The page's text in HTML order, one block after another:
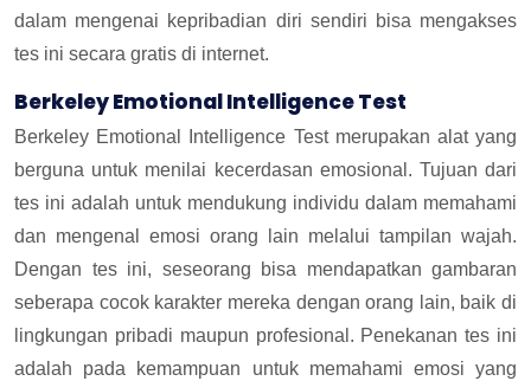
dalam mengenai kepribadian diri sendiri bisa mengakses
tes ini secara gratis di internet.
Berkeley Emotional Intelligence Test
Berkeley Emotional Intelligence Test merupakan alat yang
berguna untuk menilai kecerdasan emosional. Tujuan dari
tes ini adalah untuk mendukung individu dalam memahami
dan mengenal emosi orang lain melalui tampilan wajah.
Dengan tes ini, seseorang bisa mendapatkan gambaran
seberapa cocok karakter mereka dengan orang lain, baik di
lingkungan pribadi maupun profesional. Penekanan tes ini
adalah pada kemampuan untuk memahami emosi yang